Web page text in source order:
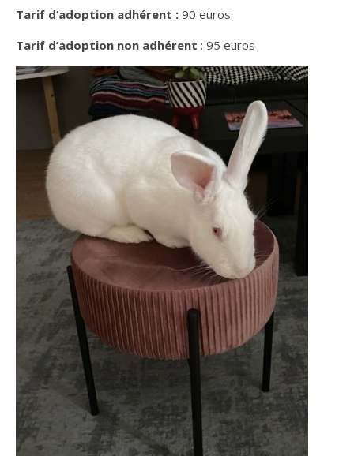
Tarif d’adoption adhérent : 90 euros
Tarif d’adoption non adhérent : 95 euros